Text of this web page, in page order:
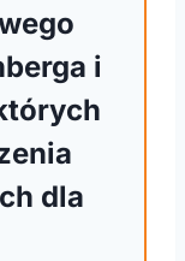
i
dla